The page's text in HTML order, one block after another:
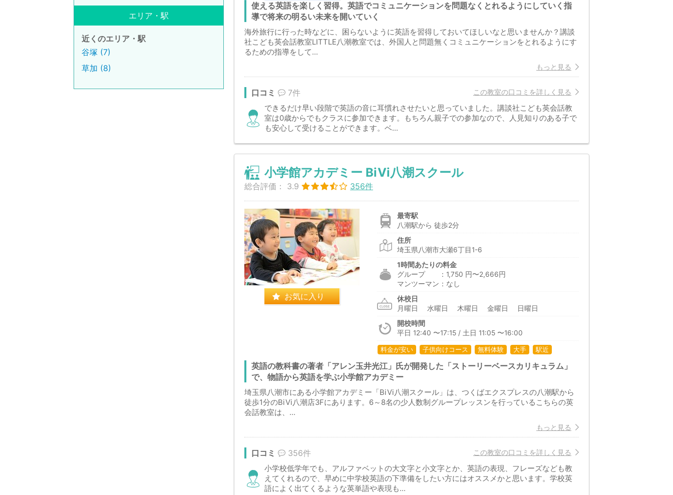
エリア・駅
近くのエリア・駅
谷塚 (7)
草加 (8)
使える英語を楽しく習得。英語でコミュニケーションを問題なくとれるようにしていく指
導で将来の明るい未来を開いていく
海外旅行に行った時などに、困らないように英語を習得しておいてほしいなと思いませんか？講談
社こども英会話教室LITTLE八潮教室では、外国人と問題無くコミュニケーションをとれるようにす
るための指導をして...
もっと見る
この教室の口コミを詳しく見る
口コミ 7件
できるだけ早い段階で英語の音に耳慣れさせたいと思っていました。講談社こども英会話教
室は0歳からでもクラスに参加できます。もちろん親子での参加なので、人見知りのある子で
も安心して受けることができます。ベ...
小学館アカデミー BiVi八潮スクール
総合評価： 3.9 356件
お気に入り
最寄駅
八潮駅から 徒歩2分
住所
埼玉県八潮市大瀬6丁目1-6
1時間あたりの料金
グループ ：1,750 円〜2,666円
マンツーマン：なし
休校日
月曜日 水曜日 木曜日 金曜日 日曜日
開校時間
平日 12:40 〜17:15 / 土日 11:05 〜16:00
料金が安い 子供向けコース 無料体験 大手 駅近
英語の教科書の著者「アレン玉井光江」氏が開発した「ストーリーベースカリキュラム」
で、物語から英語を学ぶ小学館アカデミー
埼玉県八潮市にある小学館アカデミー「BiVi八潮スクール」は、つくばエクスプレスの八潮駅から
徒歩1分のBiVi八潮店3Fにあります。6～8名の少人数制グループレッスンを行っているこちらの英
会話教室は、...
もっと見る
この教室の口コミを詳しく見る
口コミ 356件
小学校低学年でも、アルファベットの大文字と小文字とか、英語の表現、フレーズなども教
えてくれるので、早めに中学校英語の下準備をしたい方にはオススメかと思います。学校英
語によく出てくるような英単語や表現も...